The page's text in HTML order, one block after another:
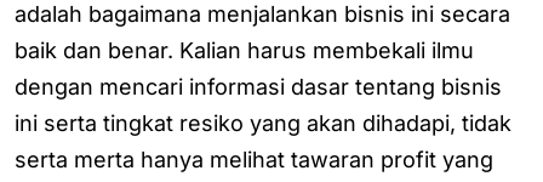
adalah bagaimana menjalankan bisnis ini secara
baik dan benar. Kalian harus membekali ilmu
dengan mencari informasi dasar tentang bisnis
ini serta tingkat resiko yang akan dihadapi, tidak
serta merta hanya melihat tawaran profit yang